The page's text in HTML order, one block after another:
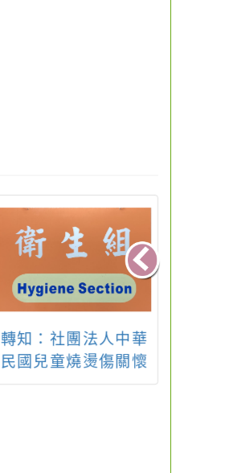
轉知：社團法人中華
民國兒童燒燙傷關懷
協會訂於113年8月3